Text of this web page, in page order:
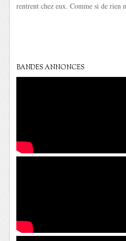
rentrent chez eux. Comme si de rien
BANDES ANNONCES